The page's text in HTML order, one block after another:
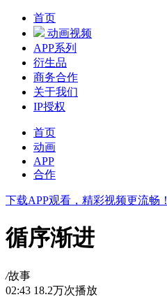
首页
动画视频
APP系列
衍生品
商务合作
关于我们
IP授权
首页
动画
APP
合作
下载APP观看，精彩视频更流畅！
循序渐进
/故事
02:43 18.2万次播放